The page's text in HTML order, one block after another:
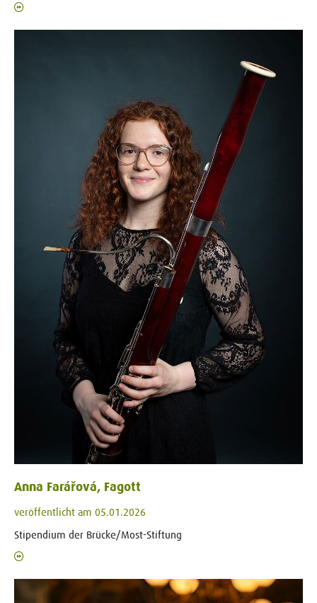
Anna Farářová, Fagott
veröffentlicht am 05.01.2026
Stipendium der Brücke/Most-Stiftung